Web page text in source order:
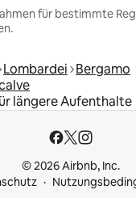
für bestimmte
Lombardei Bergamo
längere Aufenthalte
© 2026 Airbnb, Inc.